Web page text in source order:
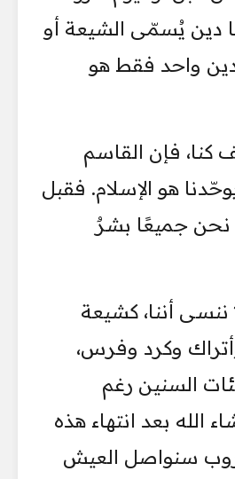
دين يُسمّى الشيعة أو
دين واحد فقط هو
فإن القاسم
هو الإسلام. فقبل
نحن جميعًا بشرٌ
أننا، كشيعة
وكرد وفرس،
السنين رغم
الله بعد انتهاء هذه
سنواصل العيش